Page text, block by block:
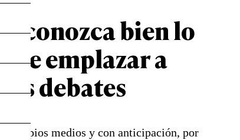
conozca bien lo
emplazar a
debates
propios medios y con anticipación, por